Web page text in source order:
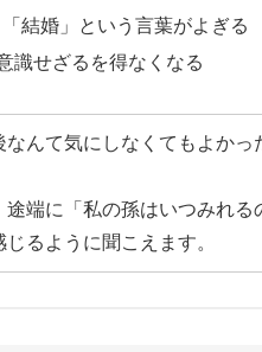
結婚」という言葉がよぎる
識せざるを得なくなる
んて気にしなくてもよかっ
端に「私の孫はいつみれ
るように聞こえます。